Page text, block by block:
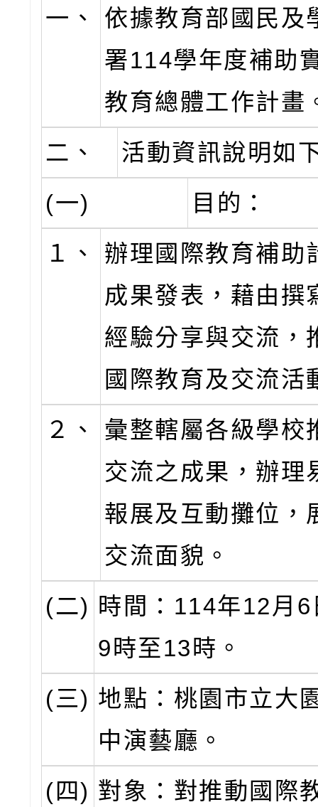
一、
依據教育部國民及
署114學年度補助
教育總體工作計畫
二、
活動資訊說明如
(一)
目的：
１、
辦理國際教育補助
成果發表，藉由撰
經驗分享與交流，
國際教育及交流活
２、
彙整轄屬各級學校
交流之成果，辦理
報展及互動攤位，
交流面貌。
(二) 時間：114年12月
9時至13時。
(三) 地點：桃園市立大
中演藝廳。
(四) 對象：對推動國際